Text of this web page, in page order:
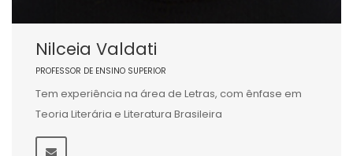
Nilceia Valdati
PROFESSOR DE ENSINO SUPERIOR
Tem experiência na área de Letras, com ênfase em
Teoria Literária e Literatura Brasileira